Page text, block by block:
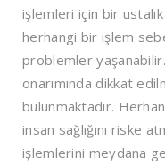
işlemleri için bir
herhangi bir işlem
problemler
onarımında dikkat
bulunmaktadır.
insan sağlığını riske
işlemlerini meydana